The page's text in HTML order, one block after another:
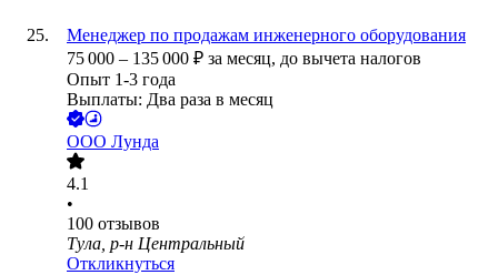
Менеджер по продажам инженерного оборудования
75 000 – 135 000 ₽ за месяц, до вычета налогов
Опыт 1-3 года
Выплаты: Два раза в месяц
ООО Лунда
4.1
•
100 отзывов
Тула, р-н Центральный
Откликнуться